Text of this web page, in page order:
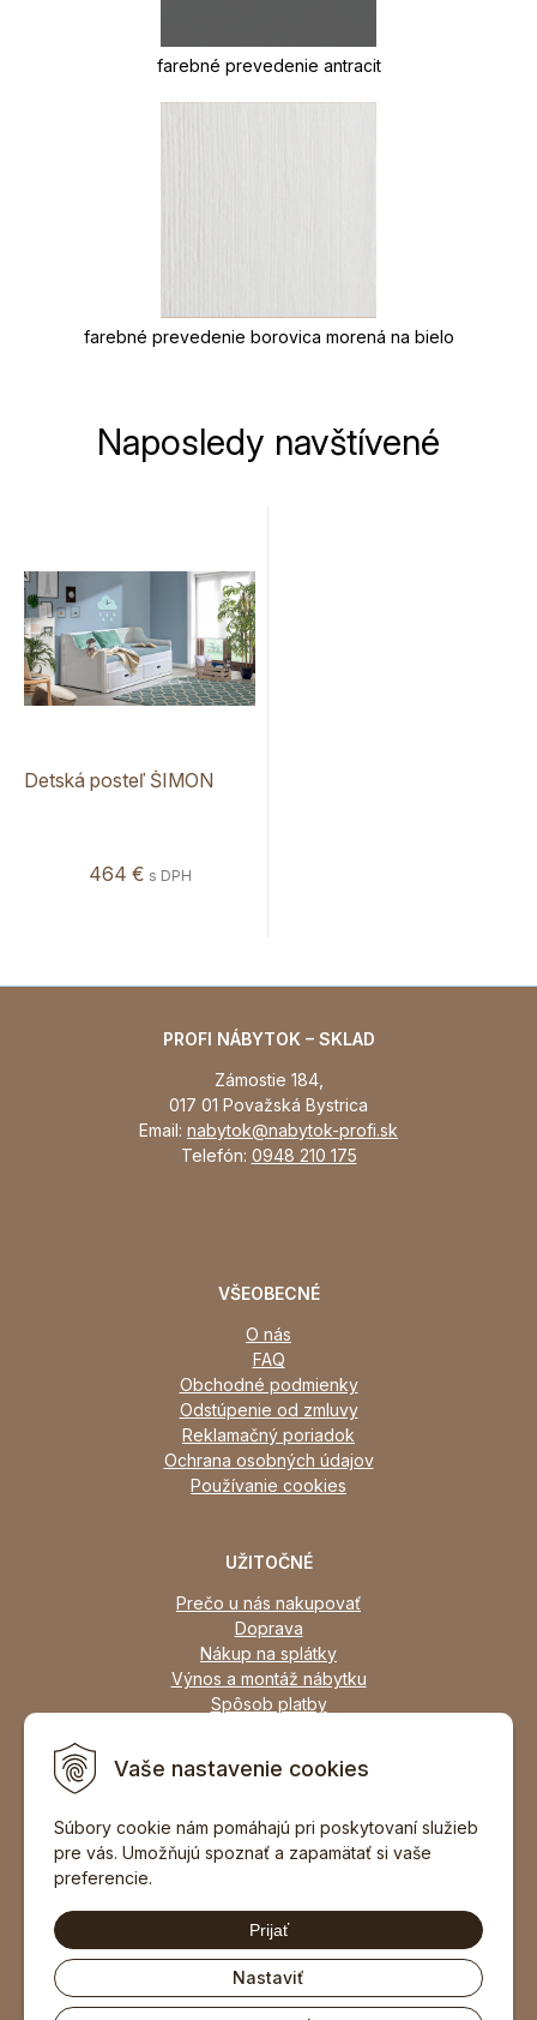
Vaše nastavenie cookies
Súbory cookie nám pomáhajú pri poskytovaní služieb
pre vás. Umožňujú spoznať a zapamätať si vaše
preferencie.
Prijať
Nastaviť
farebné prevedenie antracit
farebné prevedenie borovica morená na bielo
Naposledy navštívené
Detská posteľ ŠIMON
464 € s DPH
PROFI NÁBYTOK – SKLAD
Zámostie 184,
017 01 Považská Bystrica
Email: nabytok@nabytok-profi.sk
Telefón: 0948 210 175
VŠEOBECNÉ
O nás
FAQ
Obchodné podmienky
Odstúpenie od zmluvy
Reklamačný poriadok
Ochrana osobných údajov
Používanie cookies
UŽITOČNÉ
Prečo u nás nakupovať
Doprava
Nákup na splátky
Výnos a montáž nábytku
Spôsob platby
Zariadime všetky typy interiérov
DOPORUČIŤ ZNÁMEMU